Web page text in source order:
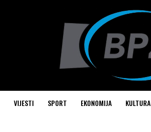
VIJESTI SPORT EKONOMIJA KULTURA